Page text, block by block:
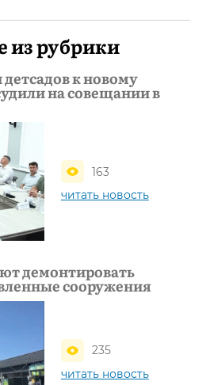
из рубрики
к новому
на совещании в
163
читать новость
демонтировать
сооружения
235
читать новость